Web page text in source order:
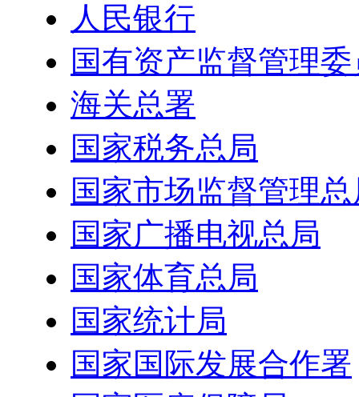
人民银行
国有资产监督管理
海关总署
国家税务总局
国家市场监督管理
国家广播电视总局
国家体育总局
国家统计局
国家国际发展合作署